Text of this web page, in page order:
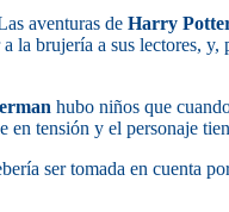
aventuras de Harry
la brujería a sus lectores,
hubo niños que
tensión y el personaje
ser tomada en cuenta